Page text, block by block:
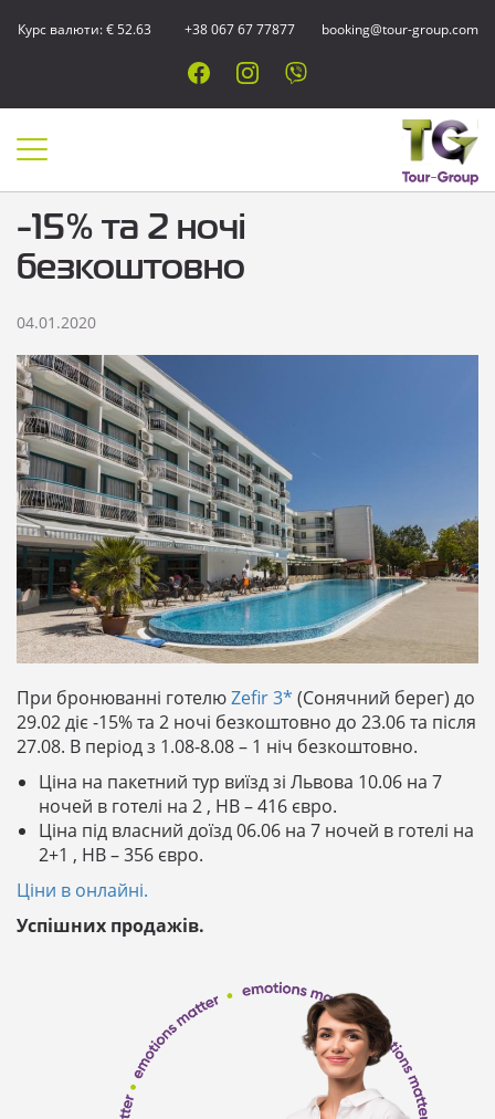
Курс валюти: € 52.63 +38 067 67 77877 booking@tour-group.com
-15% та 2 ночі
безкоштовно
04.01.2020
При бронюванні готелюZefir 3* (Сонячний берег) до
29.02 діє -15% та 2 ночі безкоштовно до 23.06 та після
27.08. В період з 1.08-8.08 – 1 ніч безкоштовно.
Ціна на пакетний тур виїзд зі Львова 10.06 на 7
ночей в готелі на 2 , HB – 416 євро.
Ціна під власний доїзд 06.06 на 7 ночей в готелі на
2+1 , HB – 356 євро.
Ціни в онлайні.
Успішних продажів.